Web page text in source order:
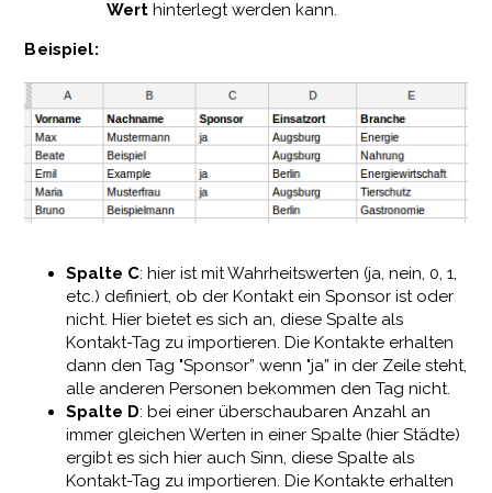
Wert hinterlegt werden kann.
Beispiel:
Spalte C: hier ist mit Wahrheitswerten (ja, nein, 0, 1,
etc.) definiert, ob der Kontakt ein Sponsor ist oder
nicht. Hier bietet es sich an, diese Spalte als
Kontakt-Tag zu importieren. Die Kontakte erhalten
dann den Tag "Sponsor” wenn "ja” in der Zeile steht,
alle anderen Personen bekommen den Tag nicht.
Spalte D: bei einer überschaubaren Anzahl an
immer gleichen Werten in einer Spalte (hier Städte)
ergibt es sich hier auch Sinn, diese Spalte als
Kontakt-Tag zu importieren. Die Kontakte erhalten